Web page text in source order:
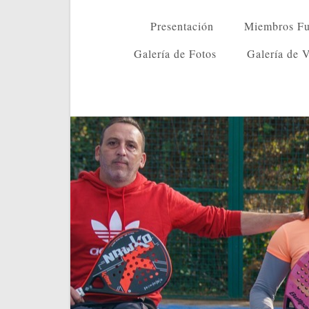
Presentación Miembros
Galería de Fotos
Galería de